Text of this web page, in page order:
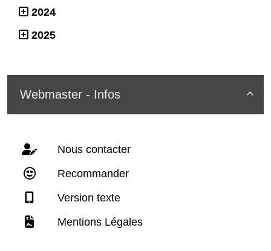
2024
2025

Webmaster - Infos
Nous contacter
Recommander
Version texte
Mentions Légales